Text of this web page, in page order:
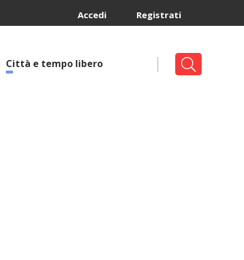
Registrati
Accedi
Città e tempo libero